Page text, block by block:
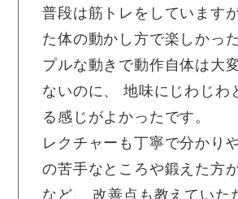
普段は筋トレをしています
た体の動かし方で楽しかっ
プルな動きで動作自体は大
ないのに、 地味にじわじわ
る感じがよかったです。
レクチャーも丁寧で分かり
の苦手なところや鍛えた方
など、 改善点も教えていた